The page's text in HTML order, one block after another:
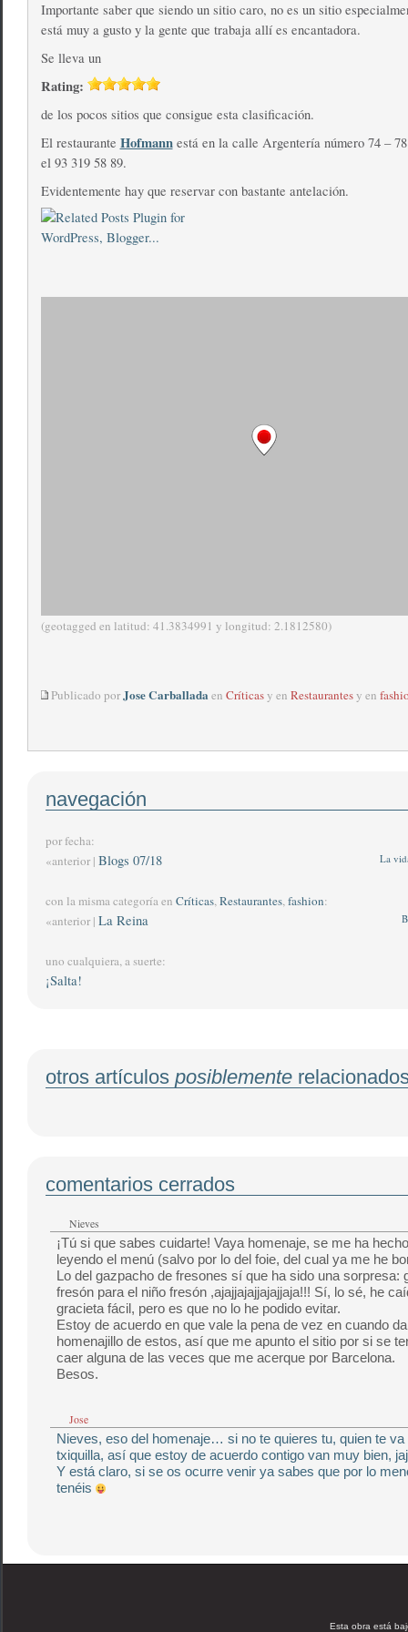
Importante saber que siendo un sitio caro, no es un sitio
está muy a gusto y la gente que trabaja allí es encantadora.
Se lleva un
Rating:
de los pocos sitios que consigue esta clasificación.
El restaurante Hofmannestá en la calle Argentería número 74 –
el 93 319 58 89.
Evidentemente hay que reservar con bastante antelación.
(geotagged en latitud: 41.3834991 y longitud: 2.1812580)
Publicado porJose Carballadaen Críticasy en Restaurantesy en
navegación
por fecha:
La
«anterior | Blogs 07/18
con la misma categoría en Críticas,Restaurantes,fashion:
«anterior | La Reina
uno cualquiera, a suerte:
¡Salta!
otros artículos posiblemente
comentarios cerrados
Nieves
¡Tú si que sabes cuidarte! Vaya homenaje, se me ha
leyendo el menú (salvo por lo del foie, del cual ya me he
Lo del gazpacho de fresones sí que ha sido una sorpresa:
fresón para el niño fresón ,ajajjajajjajajjaja!!! Sí, lo sé, he
gracieta fácil, pero es que no lo he podido evitar.
Estoy de acuerdo en que vale la pena de vez en cuando
homenajillo de estos, así que me apunto el sitio por si se
caer alguna de las veces que me acerque por Barcelona.
Besos.
Jose
Nieves, eso del homenaje… si no te quieres tu, quien te va
txiquilla, así que estoy de acuerdo contigo van muy bien,
Y está claro, si se os ocurre venir ya sabes que por lo
tenéis
Esta obra está